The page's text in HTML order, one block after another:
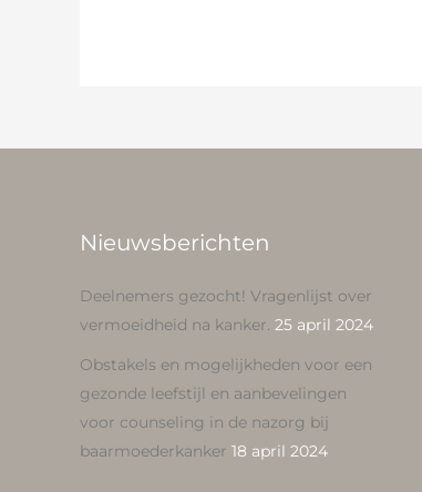
Nieuwsberichten
Deelnemers gezocht! Vragenlijst over
vermoeidheid na kanker. 25 april 2024
Obstakels en mogelijkheden voor een
gezonde leefstijl en aanbevelingen
voor counseling in de nazorg bij
baarmoederkanker 18 april 2024